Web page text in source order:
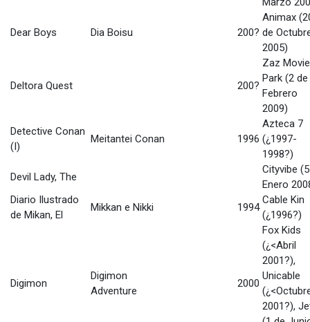
Dear Boys Dia Boisu 200?
Animax
de
2005)
Deltora Quest 200?
Zaz Movie
Park (2 de
Febrero
2009)
Detective Conan
(I)
Meitantei Conan 1996
Azteca 7
(¿1997-
1998?)
Devil Lady, The
Cityvibe
Enero
Diario Ilustrado
de Mikan, El
Mikkan e Nikki 1994
Cable Kin
(¿1996?)
Digimon
Digimon
Adventure
2000
Fox Kids
(¿<Abril
2001?),
Unicable
2001?),